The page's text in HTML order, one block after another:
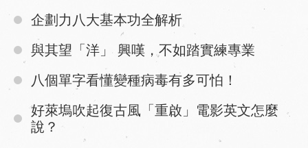
企劃力八大基本功全解析
與其望「洋」 興嘆，不如踏實練專業
八個單字看懂變種病毒有多可怕！
好萊塢吹起復古風「重啟」電影英文怎麼
說？